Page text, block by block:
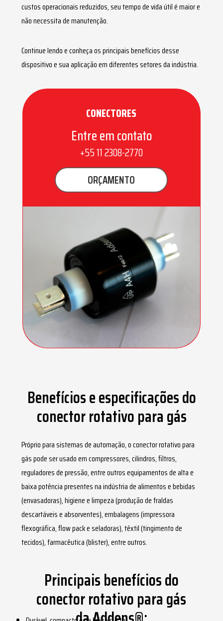
custos operacionais reduzidos, seu tempo de vida útil é maior e
não necessita de manutenção.
Continue lendo e conheça os principais benefícios desse
dispositivo e sua aplicação em diferentes setores da indústria.
CONECTORES
Entre em contato
+55 11 2308-2770
Benefícios e especificações do
conector rotativo para gás
Próprio para sistemas de automação, oconector rotativo para
gáspode ser usado em compressores, cilindros, filtros,
reguladores de pressão, entre outros equipamentos de alta e
baixa potência presentes na indústria de alimentos e bebidas
(envasadoras), higiene e limpeza (produção de fraldas
descartáveis e absorventes), embalagens (impressora
flexográfica, flow pack e seladoras), têxtil (tingimento de
tecidos), farmacêutica (blister), entre outros.
Principais benefícios do
conector rotativo para gás